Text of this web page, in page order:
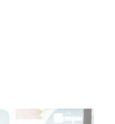
et José